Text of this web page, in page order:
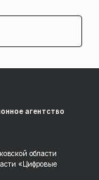
агентство
области
«Цифровые